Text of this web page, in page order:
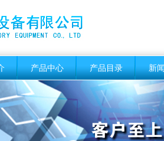
产品中心 产品目录 新